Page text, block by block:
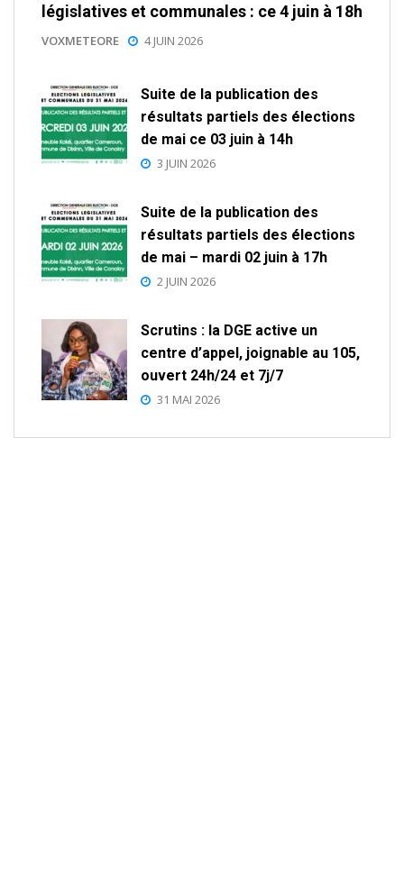
législatives et communales : ce 4 juin à 18h
VOXMETEORE 4 JUIN 2026
Suite de la publication des
résultats partiels des élections
de mai ce 03 juin à 14h
3 JUIN 2026
Suite de la publication des
résultats partiels des élections
de mai – mardi 02 juin à 17h
2 JUIN 2026
Scrutins : la DGE active un
centre d’appel, joignable au 105,
ouvert 24h/24 et 7j/7
31 MAI 2026